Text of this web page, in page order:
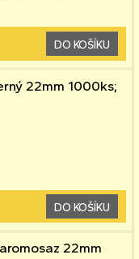
DO KOŠÍKU
22mm 1000ks;
DO KOŠÍKU
22mm